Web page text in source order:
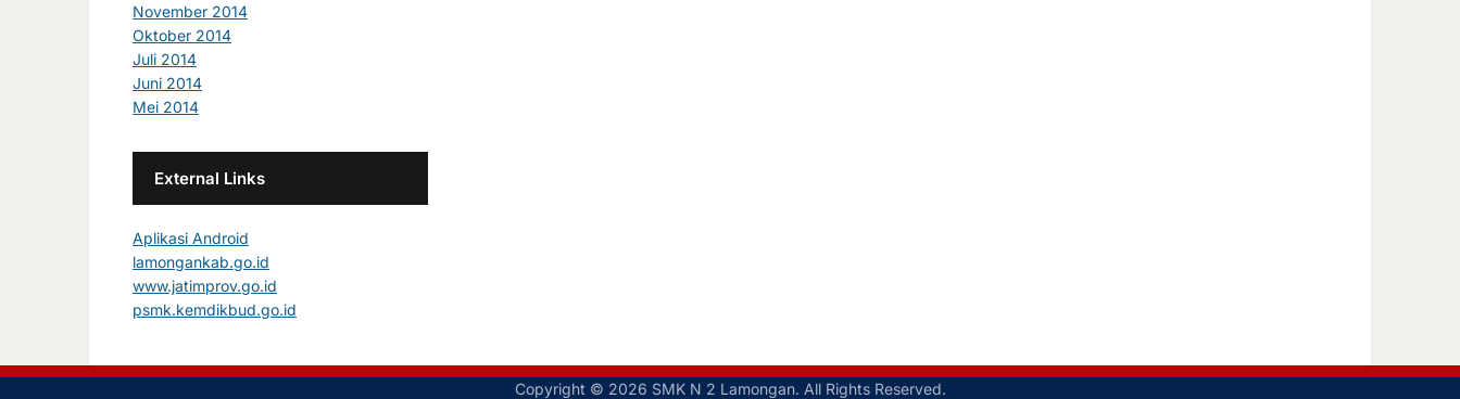
November 2014
Oktober 2014
Juli 2014
Juni 2014
Mei 2014
External Links
Aplikasi Android
lamongankab.go.id
www.jatimprov.go.id
psmk.kemdikbud.go.id
Copyright © 2026 SMK N 2 Lamongan. All Rights Reserved.